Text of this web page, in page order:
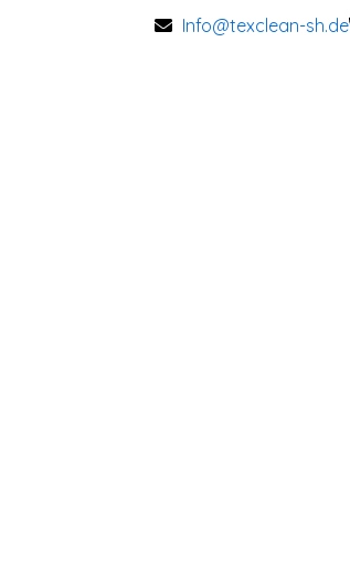
Info@texclean-sh.de